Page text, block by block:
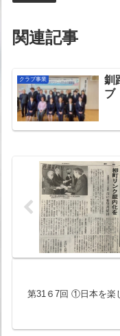
関連記事
クラブ事業
釧
ブ